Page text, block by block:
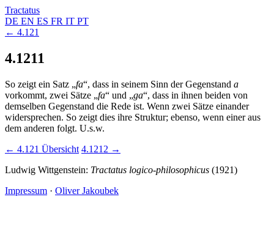
Tractatus
DE EN ES FR IT PT
← 4.121
4.1211
So zeigt ein Satz „fa“, dass in seinem Sinn der Gegenstand a
vorkommt, zwei Sätze „fa“ und „ga“, dass in ihnen beiden von
demselben Gegenstand die Rede ist. Wenn zwei Sätze einander
widersprechen. So zeigt dies ihre Struktur; ebenso, wenn einer aus
dem anderen folgt. U.s.w.
← 4.121 Übersicht 4.1212 →
Ludwig Wittgenstein: Tractatus logico-philosophicus (1921)
Impressum · Oliver Jakoubek